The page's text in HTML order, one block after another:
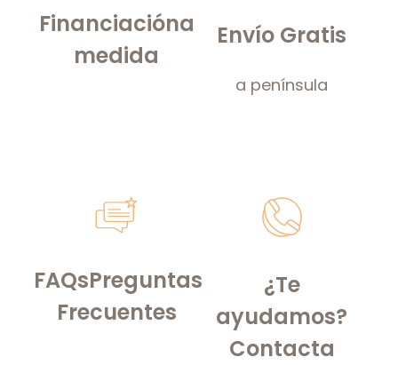
Financiacióna
medida
Envío Gratis
a península
FAQsPreguntas
Frecuentes
¿Te
ayudamos?
Contacta